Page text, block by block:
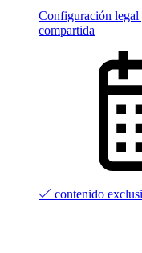
Configuración legal
compartida
contenido